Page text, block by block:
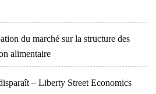
du marché sur la structure des
alimentaire
– Liberty Street Economics